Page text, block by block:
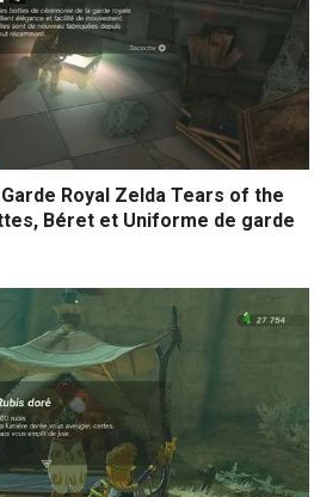
Royal Zelda Tears of the
Béret et Uniforme de garde